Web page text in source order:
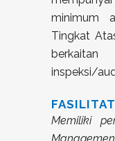
minimum
Tingkat
inspeksi/
Memiliki